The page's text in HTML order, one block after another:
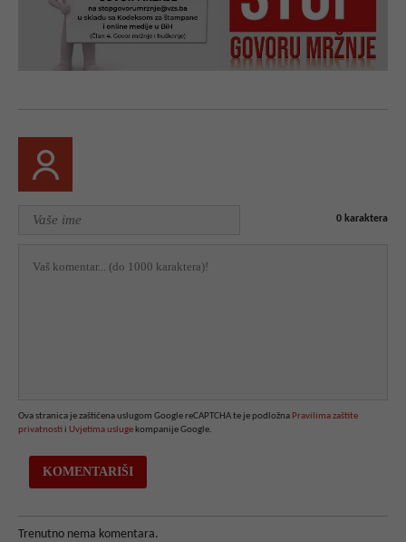
0 karaktera
Ova stranica je zaštićena uslugom Google reCAPTCHA te je podložna Pravilima zaštite
privatnosti i Uvjetima usluge kompanije Google.
Trenutno nema komentara.